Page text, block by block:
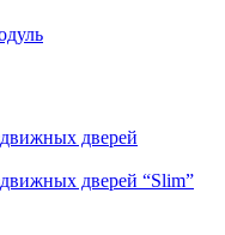
дверей
дверей “Slim”